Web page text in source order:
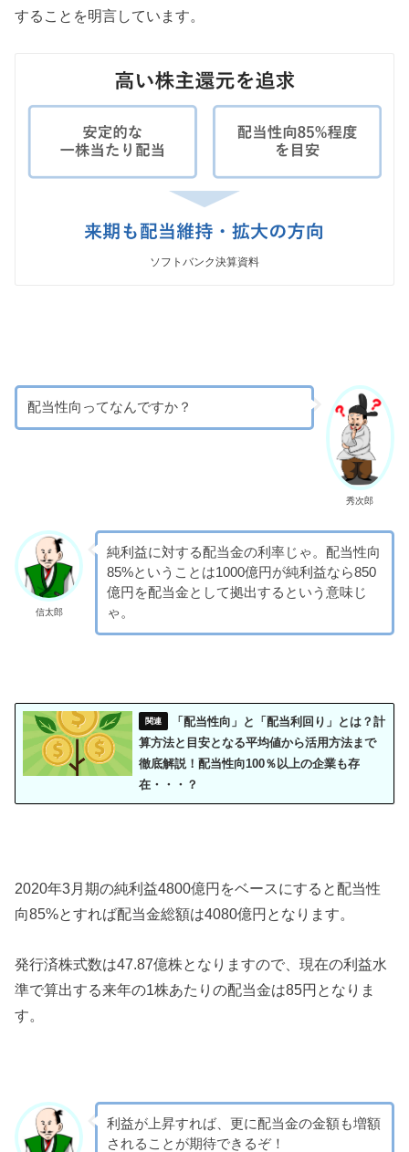
することを明言しています。
ソフトバンク決算資料
秀次郎
配当性向ってなんですか？
信太郎
純利益に対する配当金の利率じゃ。配当性向
85%ということは1000億円が純利益なら850
億円を配当金として拠出するという意味じ
ゃ。
「配当性向」と「配当利回り」とは？計
算方法と目安となる平均値から活用方法まで
徹底解説！配当性向100％以上の企業も存
在・・・？
2020年3月期の純利益4800億円をベースにすると配当性
向85%とすれば配当金総額は4080億円となります。
発行済株式数は47.87億株となりますので、現在の利益水
準で算出する来年の1株あたりの配当金は85円となりま
す。
利益が上昇すれば、更に配当金の金額も増額
されることが期待できるぞ！